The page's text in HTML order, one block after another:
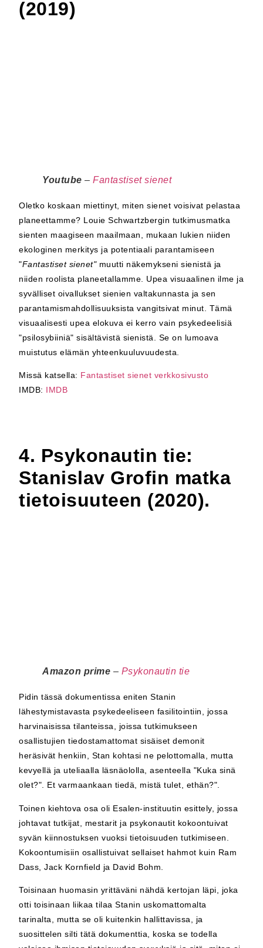
(2019)
Youtube –Fantastiset sienet
Oletko koskaan miettinyt, miten sienet voisivat pelastaa
planeettamme? Louie Schwartzbergin tutkimusmatka
sienten maagiseen maailmaan, mukaan lukien niiden
ekologinen merkitys ja potentiaali parantamiseen
"Fantastiset sienet"muutti näkemykseni sienistä ja
niiden roolista planeetallamme. Upea visuaalinen ilme ja
syvälliset oivallukset sienien valtakunnasta ja sen
parantamismahdollisuuksista vangitsivat minut. Tämä
visuaalisesti upea elokuva ei kerro vain psykedeelisiä
"psilosybiiniä" sisältävistä sienistä. Se on lumoava
muistutus elämän yhteenkuuluvuudesta.
Missä katsella: Fantastiset sienet verkkosivusto
IMDB: IMDB
4. Psykonautin tie:
Stanislav Grofin matka
tietoisuuteen (2020).
Amazon prime – Psykonautin tie
Pidin tässä dokumentissa eniten Stanin
lähestymistavasta psykedeeliseen fasilitointiin, jossa
harvinaisissa tilanteissa, joissa tutkimukseen
osallistujien tiedostamattomat sisäiset demonit
heräsivät henkiin, Stan kohtasi ne pelottomalla, mutta
kevyellä ja uteliaalla läsnäololla, asenteella "Kuka sinä
olet?". Et varmaankaan tiedä, mistä tulet, ethän?".
Toinen kiehtova osa oli Esalen-instituutin esittely, jossa
johtavat tutkijat, mestarit ja psykonautit kokoontuivat
syvän kiinnostuksen vuoksi tietoisuuden tutkimiseen.
Kokoontumisiin osallistuivat sellaiset hahmot kuin Ram
Dass, Jack Kornfield ja David Bohm.
Toisinaan huomasin yrittäväni nähdä kertojan läpi, joka
otti toisinaan liikaa tilaa Stanin uskomattomalta
tarinalta, mutta se oli kuitenkin hallittavissa, ja
suosittelen silti tätä dokumenttia, koska se todella